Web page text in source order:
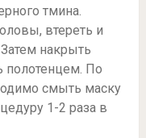
тмина.
втереть и
накрыть
полотенцем. По
смыть маску
1-2 раза в